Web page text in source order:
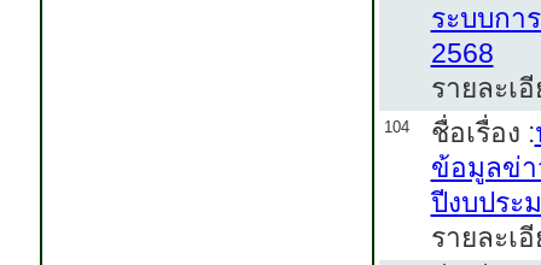
ระบบกา
2568
รายละเ
104 ชื่อเรื่อง :
ข้อมูลข่า
ปีงบประ
รายละเ